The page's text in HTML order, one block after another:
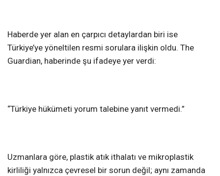
Haberde yer alan en çarpıcı detaylardan biri ise
Türkiye’ye yöneltilen resmi sorulara ilişkin oldu. The
Guardian, haberinde şu ifadeye yer verdi:
“Türkiye hükümeti yorum talebine yanıt vermedi.”
Uzmanlara göre, plastik atık ithalatı ve mikroplastik
kirliliği yalnızca çevresel bir sorun değil; aynı zamanda